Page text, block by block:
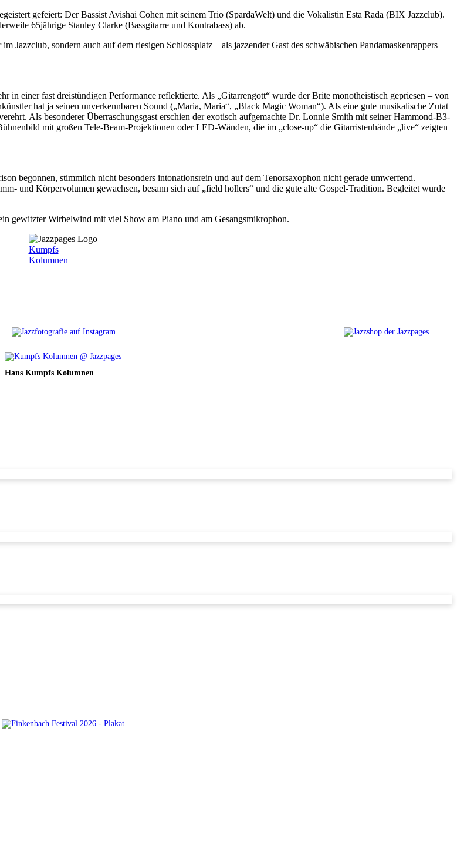
gefeiert: Der Bassist Avishai Cohen mit seinem Trio (SpardaWelt) und die Vokalistin Esta Rada (BIX Jazzclub).
65jährige Stanley Clarke (Bassgitarre und Kontrabass) ab.
Jazzclub, sondern auch auf dem riesigen Schlossplatz – als jazzender Gast des schwäbischen Pandamaskenrappers
einer fast dreistündigen Performance reflektierte. Als „Gitarrengott“ wurde der Brite monotheistisch gepriesen – von
hat ja seinen unverkennbaren Sound („Maria, Maria“, „Black Magic Woman“). Als eine gute musikalische Zutat
Als besonderer Überraschungsgast erschien der exotisch aufgemachte Dr. Lonnie Smith mit seiner Hammond-B3-
mit großen Tele-Beam-Projektionen oder LED-Wänden, die im „close-up“ die Gitarristenhände „live“ zeigten
begonnen, stimmlich nicht besonders intonationsrein und auf dem Tenorsaxophon nicht gerade umwerfend.
und Körpervolumen gewachsen, besann sich auf „field hollers“ und die gute alte Gospel-Tradition. Begleitet wurde
gewitzter Wirbelwind mit viel Show am Piano und am Gesangsmikrophon.
Kumpfs
Kolumnen
Hans Kumpfs Kolumnen